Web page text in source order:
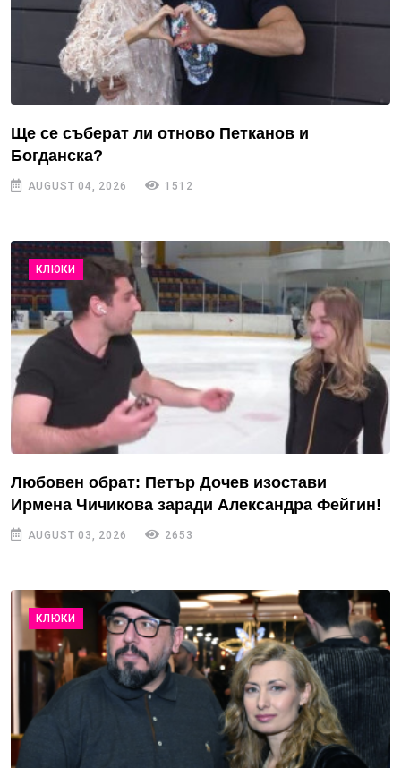
Ще се съберат ли отново Петканов и
Богданска?
AUGUST 04, 2026 1512
КЛЮКИ
Любовен обрат: Петър Дочев изостави
Ирмена Чичикова заради Александра Фейгин!
AUGUST 03, 2026 2653
КЛЮКИ